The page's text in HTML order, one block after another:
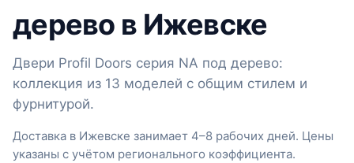
дерево в Ижевске
Двери Profil Doors серия NA под дерево:
коллекция из 13 моделей с общим стилем и
фурнитурой.
Доставка в Ижевске занимает 4–8 рабочих дней. Цены
указаны с учётом регионального коэффициента.